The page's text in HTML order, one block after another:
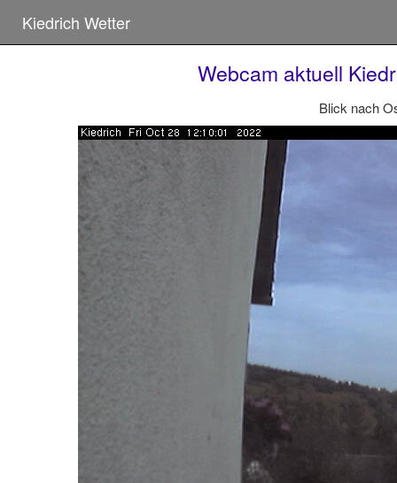
Kiedrich Wetter
Webcam aktuell
Blick nach